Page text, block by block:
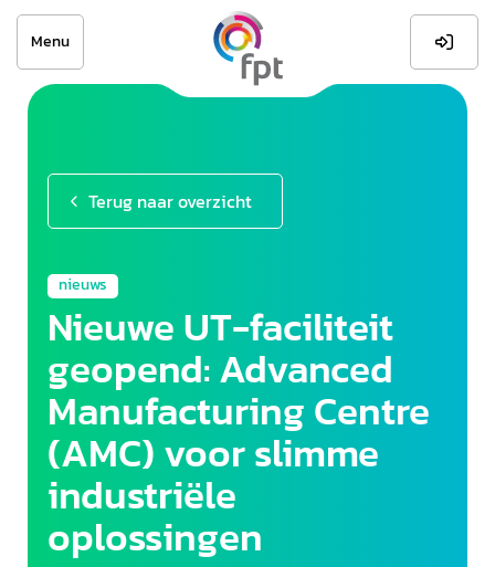
Menu 
Terug naar overzicht
nieuws
Nieuwe UT-faciliteit
geopend: Advanced
Manufacturing Centre
(AMC) voor slimme
industriële
oplossingen